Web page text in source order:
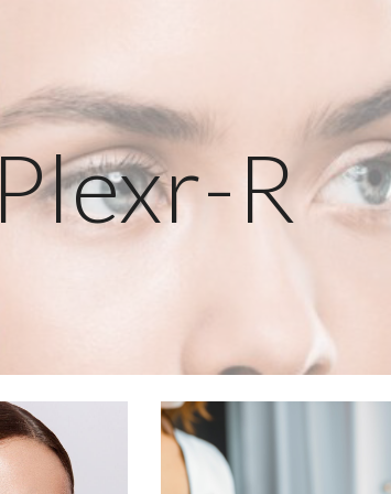
Plexr-R